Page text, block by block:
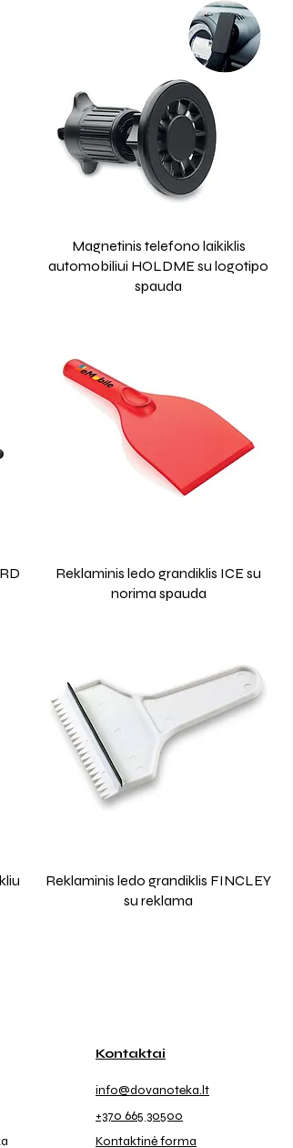
Magnetinis telefono laikiklis
automobiliui HOLDME su logotipo
spauda
Reklaminis ledo grandiklis ICE su
norima spauda
Reklaminis ledo grandiklis FINCLEY
su reklama
Kontaktai
info@dovanoteka.lt
+370 665 30500
Kontaktinė forma